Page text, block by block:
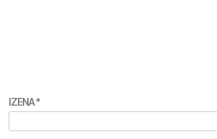
IZENA*